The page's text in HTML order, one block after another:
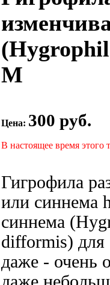
M
Цена: 300 руб.
В настоящее время этого
Гигрофила
или синнема
синнема
difformis)
даже - очень